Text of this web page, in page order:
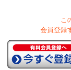
こ
会員登録